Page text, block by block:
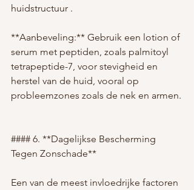
huidstructuur .
**Aanbeveling:** Gebruik een lotion of
serum met peptiden, zoals palmitoyl
tetrapeptide-7, voor stevigheid en
herstel van de huid, vooral op
probleemzones zoals de nek en armen.
#### 6. **Dagelijkse Bescherming
Tegen Zonschade**
Een van de meest invloedrijke factoren